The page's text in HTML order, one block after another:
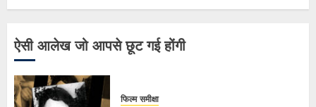
ऐसी आलेख जो आपसे छूट गई होंगी
फिल्म समीक्षा